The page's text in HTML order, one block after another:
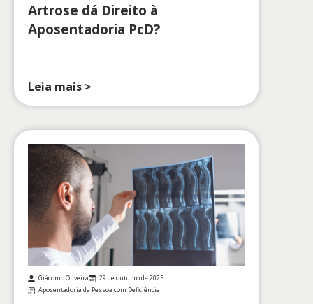
Artrose dá Direito à
Aposentadoria PcD?
Leia mais >
Giácomo Oliveira
29 de outubro de 2025
Aposentadoria da Pessoa com Deficiência